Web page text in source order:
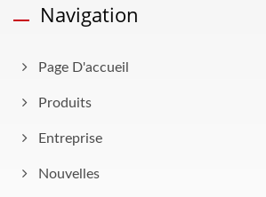
Navigation
Page D'accueil
Produits
Entreprise
Nouvelles